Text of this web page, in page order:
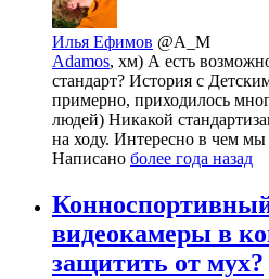
Илья Ефимов @A_M
Adamos, хм) А есть
стандарт? История с
примерно, приходилось
людей) Никакой
на ходу. Интересно в чем
Написано более года назад
видеокамеры в
защитить от мух?